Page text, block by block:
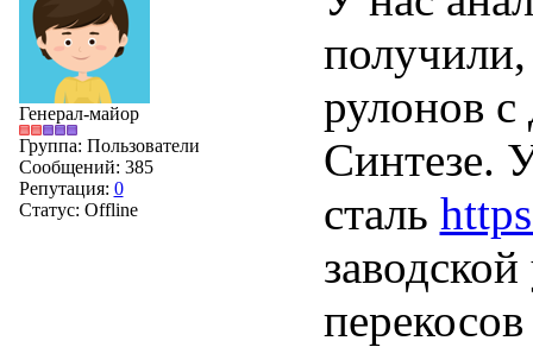
Генерал-майор
Группа: Пользователи
Сообщений: 385
Репутация: 0
Статус: Offline
рулонов
Синтезе.
сталь